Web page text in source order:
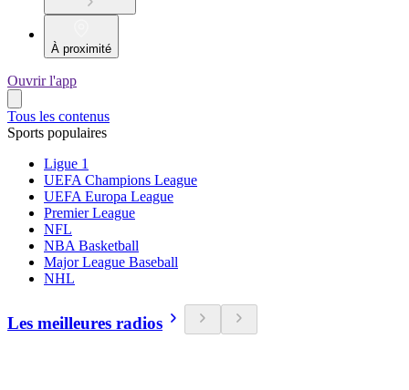
À proximité
Ouvrir l'app
Tous les contenus
Sports populaires
Ligue 1
UEFA Champions League
UEFA Europa League
Premier League
NFL
NBA Basketball
Major League Baseball
NHL
Les meilleures radios